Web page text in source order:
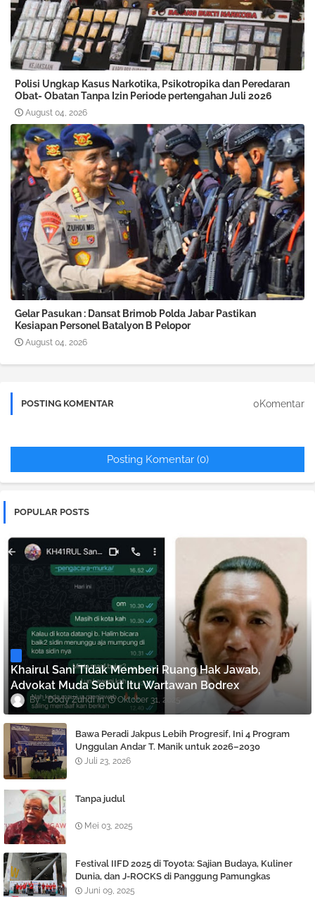
Polisi Ungkap Kasus Narkotika, Psikotropika dan Peredaran
Obat- Obatan Tanpa Izin Periode pertengahan Juli 2026
August 04, 2026
Gelar Pasukan : Dansat Brimob Polda Jabar Pastikan
Kesiapan Personel Batalyon B Pelopor
August 04, 2026
POSTING KOMENTAR 0Komentar
Posting Komentar (0)
POPULAR POSTS
Khairul Sani Tidak Memberi Ruang Hak Jawab,
Advokat Muda Sebut Itu Wartawan Bodrex
Dody Zuhdi Oktober 31, 2025
Bawa Peradi Jakpus Lebih Progresif, Ini 4 Program
Unggulan Andar T. Manik untuk 2026–2030
Juli 23, 2026
Tanpa judul
Mei 03, 2025
Festival IIFD 2025 di Toyota: Sajian Budaya, Kuliner
Dunia, dan J-ROCKS di Panggung Pamungkas
Juni 09, 2025